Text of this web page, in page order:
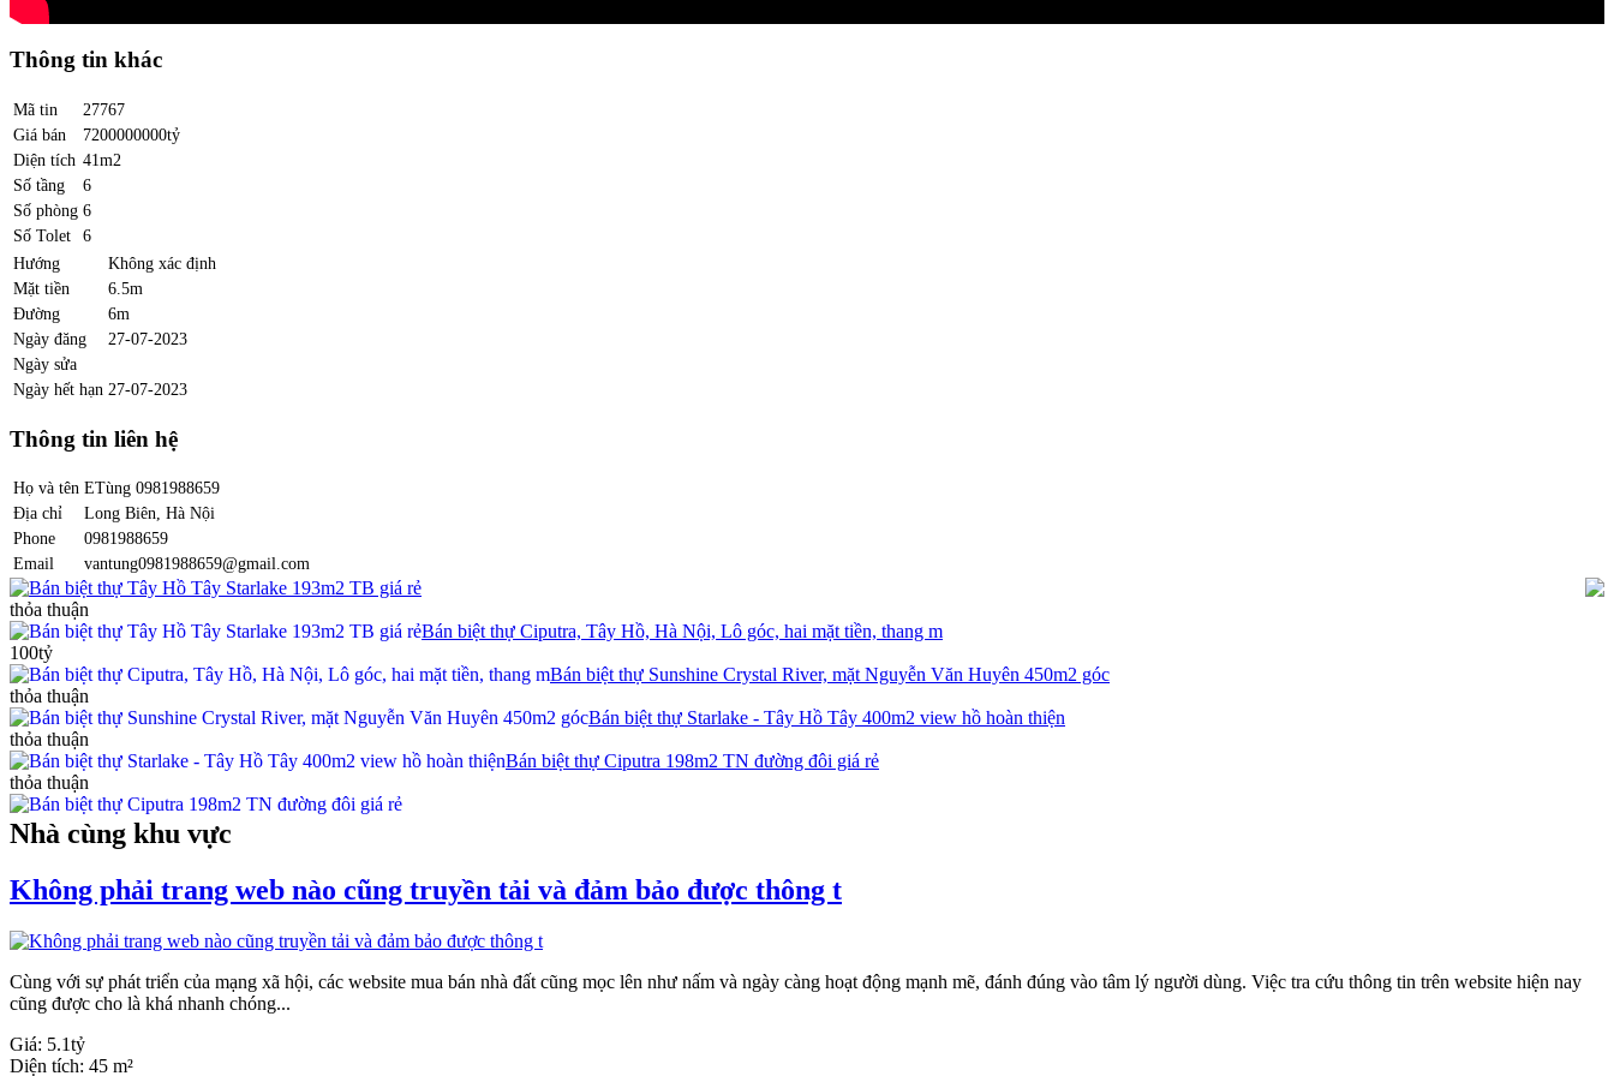
Thông tin khác
Mã tin
27767
Giá bán
7200000000tỷ
Diện tích 41m2
Số tầng
6
Số phòng 6
Số Tolet
6
Hướng
Không xác định
Mặt tiền
6.5m
Đường
6m
Ngày đăng
27-07-2023
Ngày sửa
Ngày hết hạn 27-07-2023
Thông tin liên hệ
Họ và tên ETùng 0981988659
Địa chỉ
Long Biên, Hà Nội
Phone
0981988659
Email
vantung0981988659@gmail.com
Bán biệt thự Tây Hồ Tây Starlake 193m2 TB giá rẻ
thỏa thuận
Bán biệt thự Ciputra, Tây Hồ, Hà Nội, Lô góc, hai mặt tiền, thang m
100tỷ
Bán biệt thự Sunshine Crystal River, mặt Nguyễn Văn Huyên 450m2 góc
thỏa thuận
Bán biệt thự Starlake - Tây Hồ Tây 400m2 view hồ hoàn thiện
thỏa thuận
Bán biệt thự Ciputra 198m2 TN đường đôi giá rẻ
thỏa thuận
Nhà cùng khu vực
Không phải trang web nào cũng truyền tải và đảm bảo được thông t
Cùng với sự phát triển của mạng xã hội, các website mua bán nhà đất cũng mọc lên như nấm và ngày càng hoạt động mạnh mẽ, đánh đúng vào tâm lý người dùng. Việc tra cứu thông tin trên website hiện nay
cũng được cho là khá nhanh chóng...
Giá: 5.1tỷ
Diện tích: 45 m²